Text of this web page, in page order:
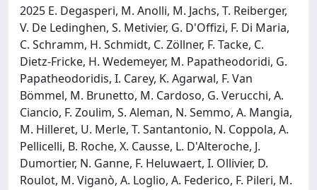
2025 E. Degasperi, M. Anolli, M. Jachs, T. Reiberger,
V. De Ledinghen, S. Metivier, G. D'Offizi, F. Di Maria,
C. Schramm, H. Schmidt, C. Zöllner, F. Tacke, C.
Dietz-Fricke, H. Wedemeyer, M. Papatheodoridi, G.
Papatheodoridis, I. Carey, K. Agarwal, F. Van
Bömmel, M. Brunetto, M. Cardoso, G. Verucchi, A.
Ciancio, F. Zoulim, S. Aleman, N. Semmo, A. Mangia,
M. Hilleret, U. Merle, T. Santantonio, N. Coppola, A.
Pellicelli, B. Roche, X. Causse, L. D'Alteroche, J.
Dumortier, N. Ganne, F. Heluwaert, I. Ollivier, D.
Roulot, M. Viganò, A. Loglio, A. Federico, F. Pileri, M.